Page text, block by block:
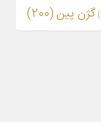
گژن پین(200)